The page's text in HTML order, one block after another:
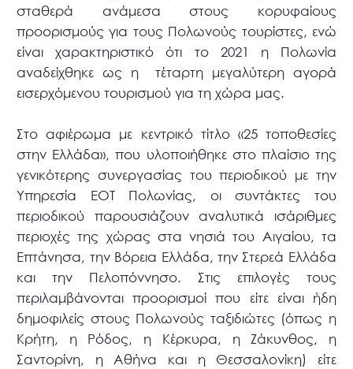
σταθερά ανάμεσα στους κορυφαίους
προορισμούς για τους Πολωνούς τουρίστες, ενώ
είναι χαρακτηριστικό ότι το 2021 η Πολωνία
αναδείχθηκε ως η τέταρτη μεγαλύτερη αγορά
εισερχόμενου τουρισμού για τη χώρα μας.
Στο αφιέρωμα με κεντρικό τίτλο «25 τοποθεσίες
στην Ελλάδα», που υλοποιήθηκε στο πλαίσιο της
γενικότερης συνεργασίας του περιοδικού με την
Υπηρεσία ΕΟΤ Πολωνίας, οι συντάκτες του
περιοδικού παρουσιάζουν αναλυτικά ισάριθμες
περιοχές της χώρας στα νησιά του Αιγαίου, τα
Επτάνησα, την Βόρεια Ελλάδα, την Στερεά Ελλάδα
και την Πελοπόννησο. Στις επιλογές τους
περιλαμβάνονται προορισμοί που είτε είναι ήδη
δημοφιλείς στους Πολωνούς ταξιδιώτες (όπως η
Κρήτη, η Ρόδος, η Κέρκυρα, η Ζάκυνθος, η
Σαντορίνη, η Αθήνα και η Θεσσαλονίκη) είτε